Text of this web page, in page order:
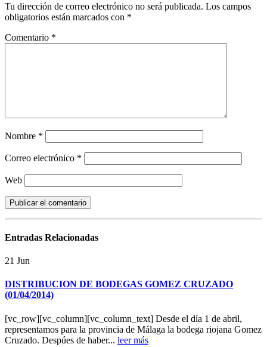
Tu dirección de correo electrónico no será publicada. Los campos
obligatorios están marcados con *
Comentario *
Nombre *
Correo electrónico *
Web
Entradas Relacionadas
21 Jun
DISTRIBUCION DE BODEGAS GOMEZ CRUZADO
(01/04/2014)
[vc_row][vc_column][vc_column_text] Desde el día 1 de abril,
representamos para la provincia de Málaga la bodega riojana Gomez
Cruzado. Despúes de haber... leer más